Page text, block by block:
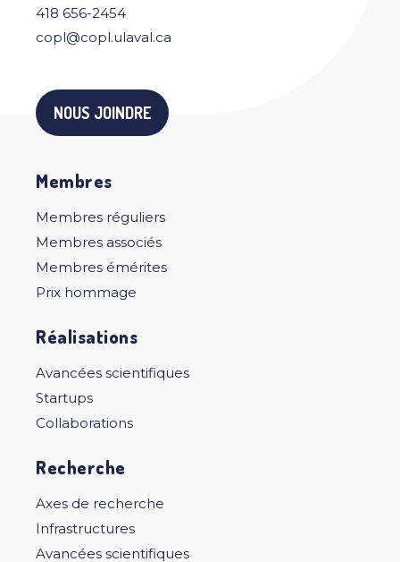
418 656-2454
copl@copl.ulaval.ca
NOUS JOINDRE
Membres
Membres réguliers
Membres associés
Membres émérites
Prix hommage
Réalisations
Avancées scientifiques
Startups
Collaborations
Recherche
Axes de recherche
Infrastructures
Avancées scientifiques